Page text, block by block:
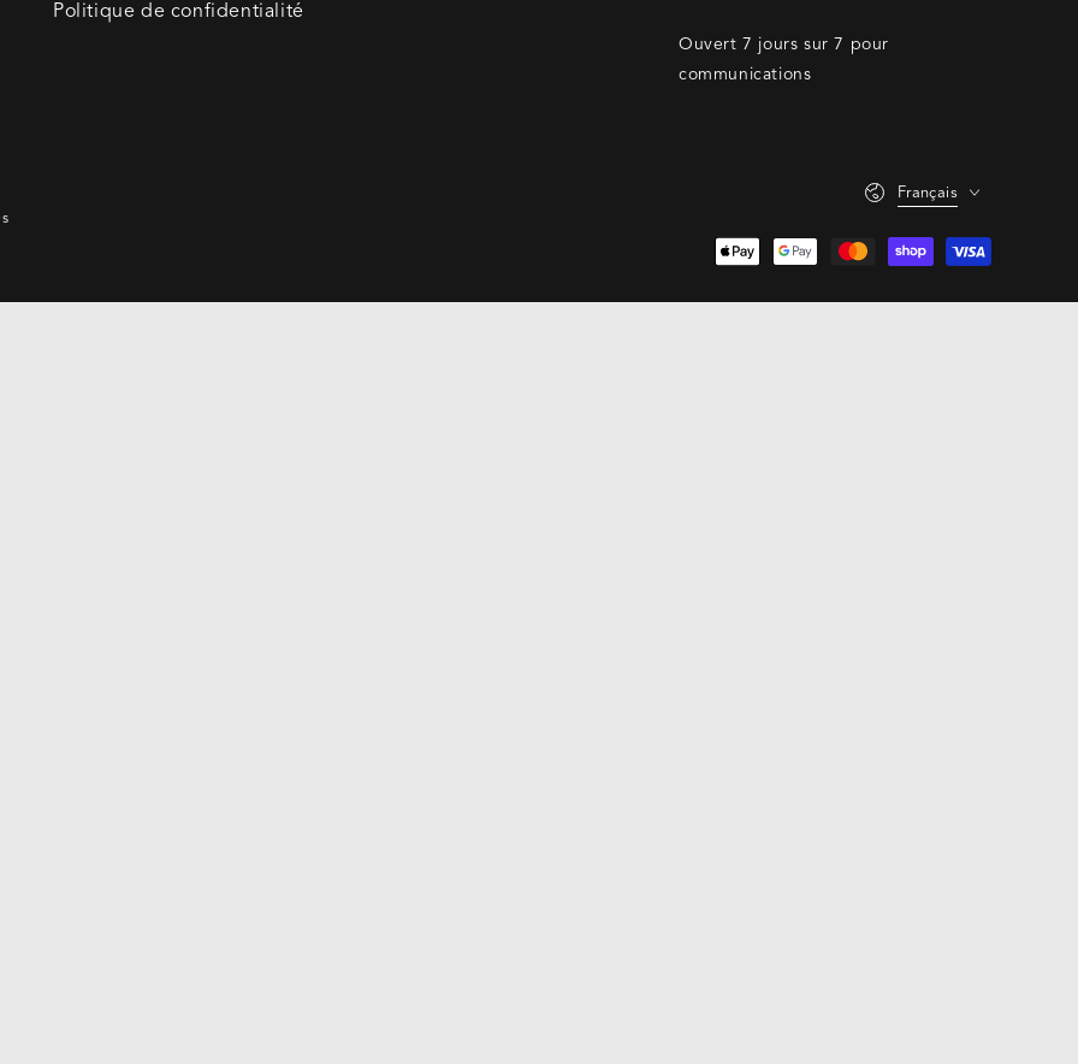
Politique de confidentialité
Ouvert 7 jours sur 7 pour
communications
Français